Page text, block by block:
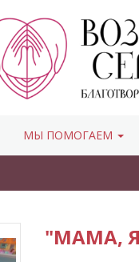
МЫ ПОМОГАЕМ
"МАМА,